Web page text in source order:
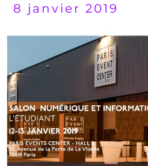
8 janvier 2019